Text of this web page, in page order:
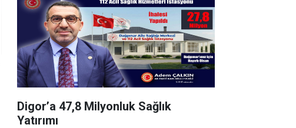
Digor’a 47,8 Milyonluk Sağlık
Yatırımı